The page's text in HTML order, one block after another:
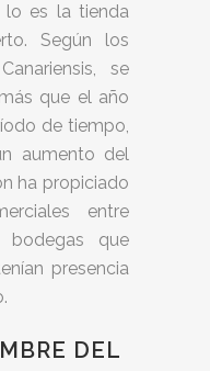
lo es la tienda
Según los
se
que el año
de tiempo,
aumento del
ha propiciado
entre
bodegas que
presencia
DEL